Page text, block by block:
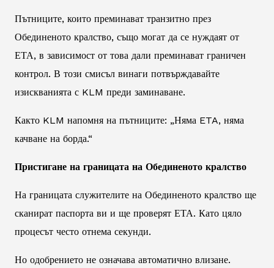
Пътниците, които преминават транзитно през
Обединеното кралство, също могат да се нуждаят от
ЕТА, в зависимост от това дали преминават граничен
контрол. В този смисъл винаги потвърждавайте
изискванията с KLM преди заминаване.
Както KLM напомня на пътниците: „Няма ETA, няма
качване на борда.“
Пристигане на границата на Обединеното кралство
На границата служителите на Обединеното кралство ще
сканират паспорта ви и ще проверят ЕТА. Като цяло
процесът често отнема секунди.
Но одобрението не означава автоматично влизане.